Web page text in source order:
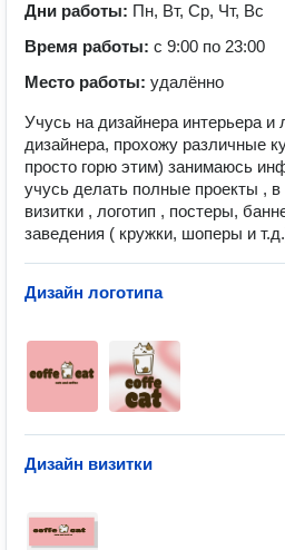
Дни работы: Пн, Вт, Ср, Чт, Вс
Время работы: с 9:00 по 23:00
Место работы: удалённо
Учусь на дизайнера интерьера и
дизайнера, прохожу различные
просто горю этим) занимаюсь
учусь делать полные проекты ,
визитки , логотип , постеры,
заведения ( кружки, шоперы и
Дизайн логотипа
Дизайн визитки